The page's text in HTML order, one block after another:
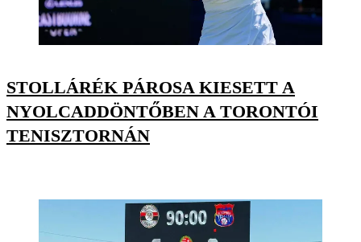
STOLLÁRÉK PÁROSA KIESETT A
NYOLCADDÖNTŐBEN A TORONTÓI
TENISZTORNÁN